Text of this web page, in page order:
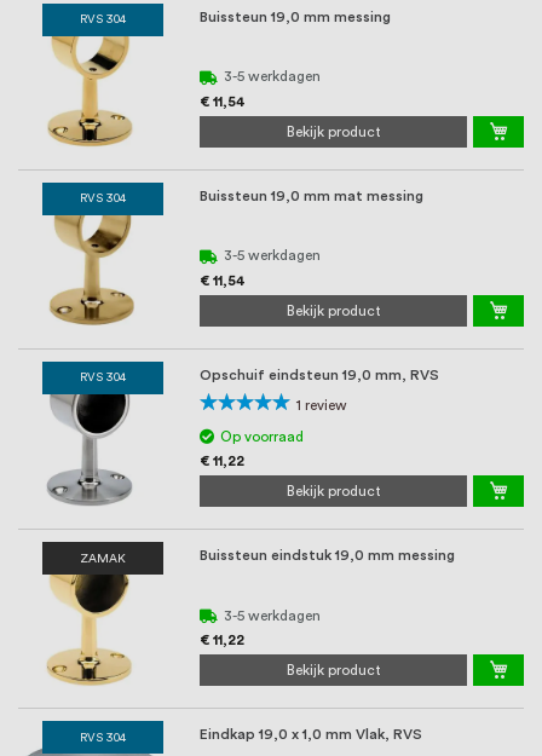
RVS 304 Buissteun 19,0 mm messing
3-5 werkdagen
€ 11,54
Bekijk product
RVS 304 Buissteun 19,0 mm mat messing
3-5 werkdagen
€ 11,54
Bekijk product
RVS 304 Opschuif eindsteun 19,0 mm, RVS
Waardering:
100%
1 review
Op voorraad
€ 11,22
Bekijk product
ZAMAK Buissteun eindstuk 19,0 mm messing
3-5 werkdagen
€ 11,22
Bekijk product
RVS 304 Eindkap 19,0 x 1,0 mm Vlak, RVS